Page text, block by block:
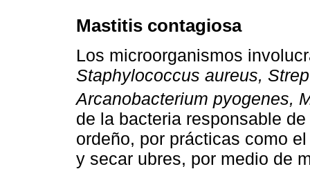
Mastitis contagiosa
Los microorganismos
Staphylococcus aureus,
Arcanobacterium pyogenes,
de la bacteria responsable
ordeño, por prácticas como
y secar ubres, por medio de